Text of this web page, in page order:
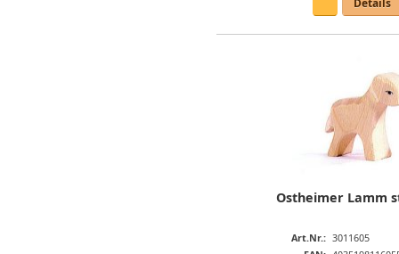
Details
Ostheimer Lamm
Art.Nr.: 3011605